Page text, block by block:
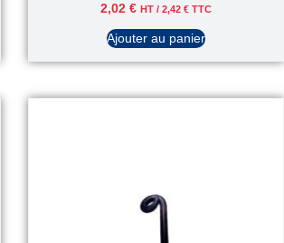
2,02 € HT / 2,42 €TTC
Ajouter au panier